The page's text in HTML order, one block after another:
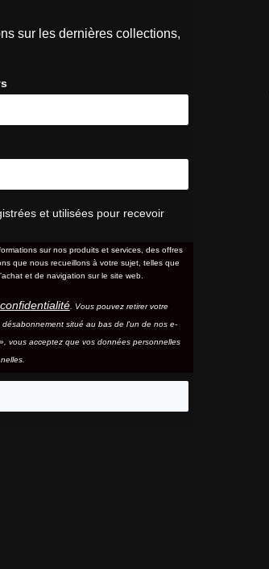
sur les dernières collections,
et utilisées pour recevoir
sur nos produits et services, des offres
que nous recueillons à votre sujet, telles que
et de navigation sur le site web.
. Vous pouvez retirer votre
situé au bas de l'un de nos e-
vous acceptez que vos données personnelles